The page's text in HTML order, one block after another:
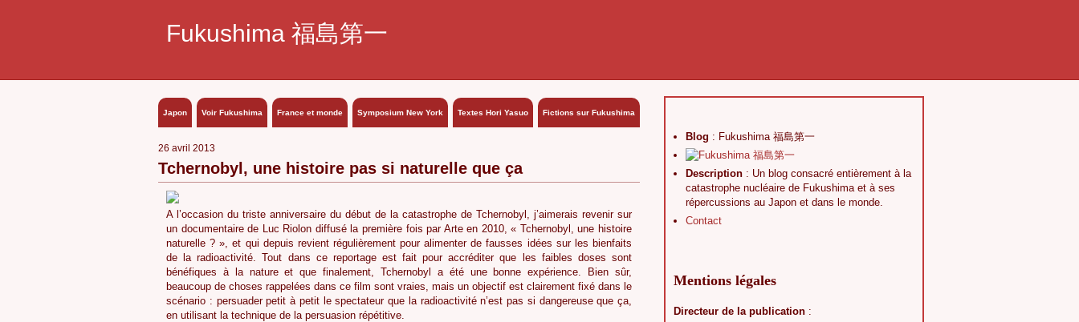
Fukushima 福島第一
Japon Voir Fukushima France et monde Symposium New York Textes Hori Yasuo Fictions sur Fukushima
26 avril 2013
Tchernobyl, une histoire pas si naturelle que ça
A l’occasion du triste anniversaire du début de la catastrophe de Tchernobyl, j’aimerais revenir sur
un documentaire de Luc Riolon diffusé la première fois par Arte en 2010, « Tchernobyl, une histoire
naturelle ? », et qui depuis revient régulièrement pour alimenter de fausses idées sur les bienfaits
de la radioactivité. Tout dans ce reportage est fait pour accréditer que les faibles doses sont
bénéfiques à la nature et que finalement, Tchernobyl a été une bonne expérience. Bien sûr,
beaucoup de choses rappelées dans ce film sont vraies, mais un objectif est clairement fixé dans le
scénario : persuader petit à petit le spectateur que la radioactivité n’est pas si dangereuse que ça,
en utilisant la technique de la persuasion répétitive.
Blog : Fukushima 福島第一
Description : Un blog consacré entièrement à la
catastrophe nucléaire de Fukushima et à ses
répercussions au Japon et dans le monde.
Contact
Mentions légales
Directeur de la publication :